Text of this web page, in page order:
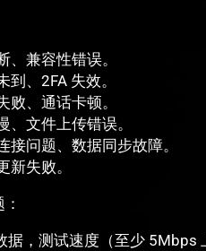
、兼容性错误。
到、2FA 失效。
败、通话卡顿。
、文件上传错误。
接问题、数据同步故障。
新失败。
据，测试速度（至少